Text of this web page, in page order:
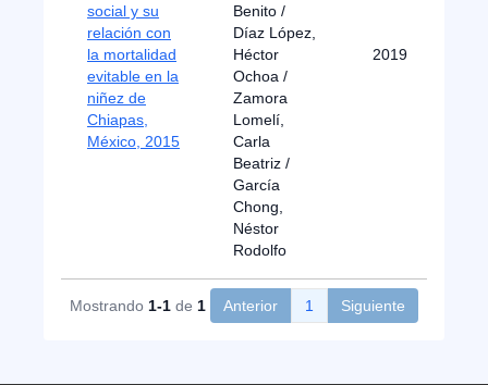
social y su
relación con
la mortalidad
evitable en la
niñez de
Chiapas,
México, 2015
Benito /
Díaz López,
Héctor
Ochoa /
Zamora
Lomelí,
Carla
Beatriz /
García
Chong,
Néstor
Rodolfo
2019
Mostrando 1-1 de 1 Anterior 1 Siguiente